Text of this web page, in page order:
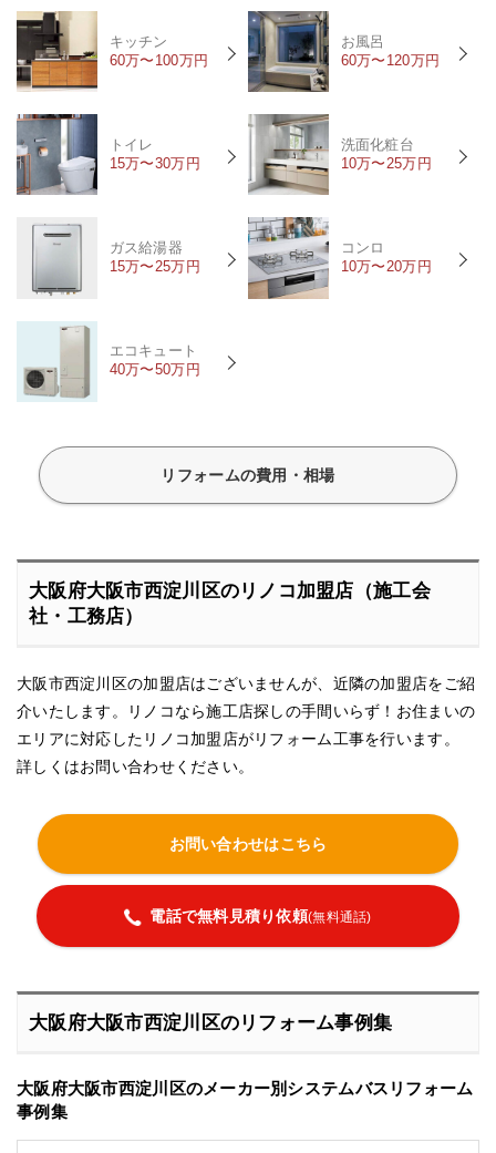
キッチン
60万〜100万円
お風呂
60万〜120万円
トイレ
15万〜30万円
洗面化粧台
10万〜25万円
ガス給湯器
15万〜25万円
コンロ
10万〜20万円
エコキュート
40万〜50万円
リフォームの費用・相場
大阪府大阪市西淀川区のリノコ加盟店（施工会
社・工務店）
大阪市西淀川区の加盟店はございませんが、近隣の加盟店をご紹
介いたします。リノコなら施工店探しの手間いらず！お住まいの
エリアに対応したリノコ加盟店がリフォーム工事を行います。
詳しくはお問い合わせください。
お問い合わせはこちら
電話で無料見積り依頼(無料通話)
大阪府大阪市西淀川区のリフォーム事例集
大阪府大阪市西淀川区のメーカー別システムバスリフォーム
事例集